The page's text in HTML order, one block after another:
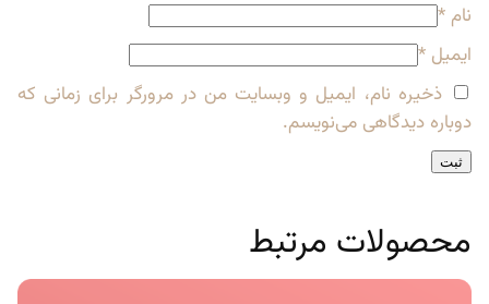
نام *
ایمیل *
ذخیره نام، ایمیل و وبسایت من در مرورگر برای زمانی که
دوباره دیدگاهی می‌نویسم.
محصولات مرتبط